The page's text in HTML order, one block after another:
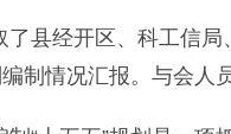
经开区、科工信局
制情况汇报。与会人